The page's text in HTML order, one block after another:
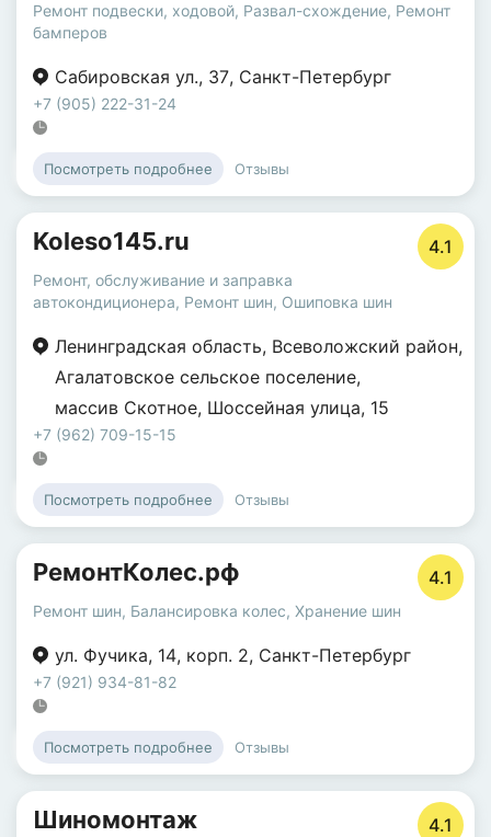
Ремонт подвески, ходовой, Развал-схождение, Ремонт
бамперов
Сабировская ул., 37, Санкт-Петербург
+7 (905) 222-31-24
Посмотреть подробнее Отзывы
Koleso145.ru 4.1
Ремонт, обслуживание и заправка
автокондиционера, Ремонт шин, Ошиповка шин
Ленинградская область, Всеволожский район,
Агалатовское сельское поселение,
массив Скотное, Шоссейная улица, 15
+7 (962) 709-15-15
Посмотреть подробнее Отзывы
РемонтКолес.рф 4.1
Ремонт шин, Балансировка колес, Хранение шин
ул. Фучика, 14, корп. 2, Санкт-Петербург
+7 (921) 934-81-82
Посмотреть подробнее Отзывы
Шиномонтаж 4.1